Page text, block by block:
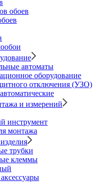
обоев
автоматы
оборудование
отключения (УЗО)
и измерений
инструмент
монтажа
трубки
клеммы